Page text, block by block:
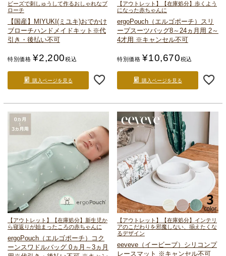
ビーズで刺しゅうして作るおしゃれなブ
ローチ
【国産】MIYUKI(ミユキ)おでかけ
ブローチハンドメイドキット ※代
引き・後払い不可
特別価格 ¥2,200税込
購入ページを見る
【アウトレット】【在庫処分】歩くよう
になった赤ちゃんに
ergoPouch（エルゴポーチ）
スリ
ープスーツバッグ8～24ヵ月用 2～
4才用 ※キャンセル不可
特別価格 ¥10,670税込
購入ページを見る
【アウトレット】【在庫処分】新生児か
ら寝返りが始まったころの赤ちゃんに
ergoPouch（エルゴポーチ）
コク
ーンスワドルバッグ 0ヵ月～3ヵ月
【アウトレット】【在庫処分】インテリ
アのこだわりを邪魔しない、揃えたくな
るデザイン
eeveve（イービーブ） シリコンプ
レースマット ※キャンセル不可